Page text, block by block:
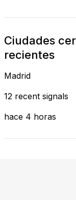
Ciudades
recientes
Madrid
12 recent signals
hace 4 horas